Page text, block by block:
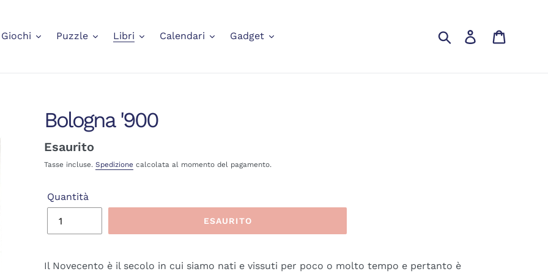
Giochi Puzzle Libri Calendari Gadget Cerca Accedi
Bologna '900
Prezzo
di
Esaurito
Tasse incluse.Spedizione calcolata al momento del pagamento.
Quantità
ESAURITO
Il Novecento è il secolo in cui siamo nati e vissuti per poco o molto tempo e pertanto è